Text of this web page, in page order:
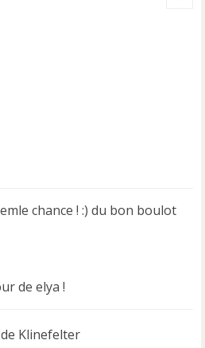
chance ! :) du bon boulot
de elya !
Klinefelter